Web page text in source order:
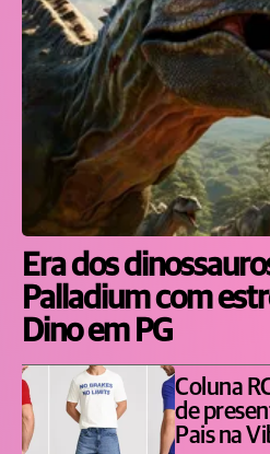
Era dos
Palladium com
Dino em PG
Coluna
de
Pais na